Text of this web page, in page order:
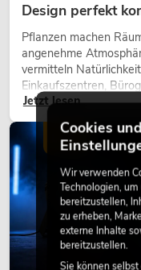
Design perfekt
Pflanzen machen
angenehme
vermitteln
Einkaufszentren,
eine hochwertige
modernen
Jetzt lesen
LICHT
Cookies
Wir verwenden
Technologien,
bereitzustellen,
zu erheben,
externe Inhalte
bereitzustellen.
Sie können